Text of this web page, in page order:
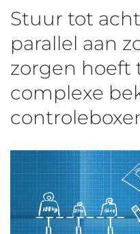
Stuur tot
parallel aan
zorgen hoeft
complexe